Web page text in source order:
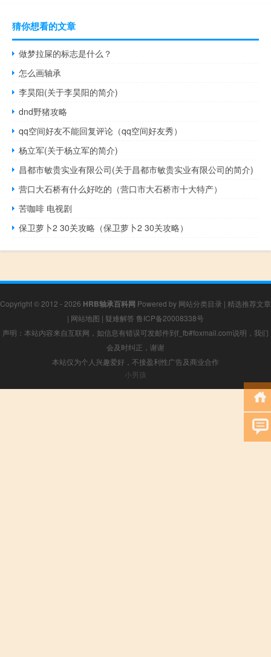
猜你想看的文章
做梦拉屎的标志是什么？
怎么画轴承
李昊阳(关于李昊阳的简介)
dnd野猪攻略
qq空间好友不能回复评论（qq空间好友秀）
杨立军(关于杨立军的简介)
昌都市敏贵实业有限公司(关于昌都市敏贵实业有限公司的简介)
营口大石桥有什么好吃的（营口市大石桥市十大特产）
苦咖啡 电视剧
保卫萝卜2 30关攻略（保卫萝卜2 30关攻略）
Copyright © 2012 - 2026 HRB轴承百科网 Powered by 网站分类目录 | 精选推荐文章
| 网站地图 | 疑难解答 鲁ICP备20008338号
声明：本站内容来自互联网，如信息有错误可发邮件到f_fb#foxmail.com说明，我们
会及时纠正，谢谢
本站仅为个人兴趣爱好，不接盈利性广告及商业合作
小男孩